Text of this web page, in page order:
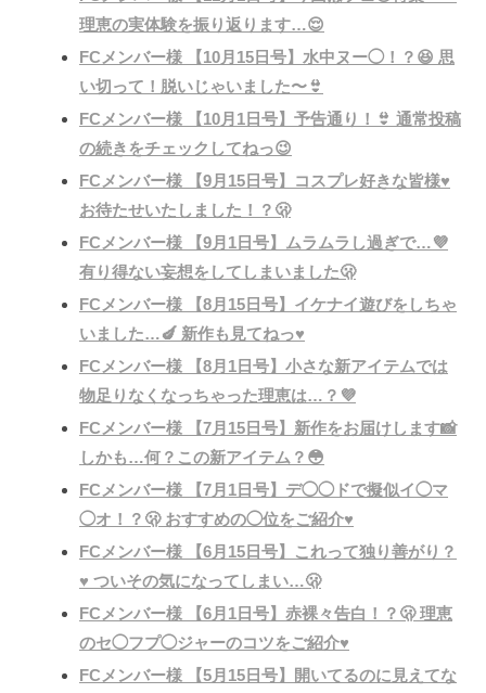
理恵の実体験を振り返ります…😌
FCメンバー様 【10月15日号】水中ヌー◯！？😆 思
い切って！脱いじゃいました〜👙
FCメンバー様 【10月1日号】予告通り！👙 通常投稿
の続きをチェックしてねっ😉
FCメンバー様 【9月15日号】コスプレ好きな皆様♥️
お待たせいたしました！？🫢
FCメンバー様 【9月1日号】ムラムラし過ぎで…💜
有り得ない妄想をしてしまいました🫢
FCメンバー様 【8月15日号】イケナイ遊びをしちゃ
いました…🍆 新作も見てねっ♥️
FCメンバー様 【8月1日号】小さな新アイテムでは
物足りなくなっちゃった理恵は…？💜
FCメンバー様 【7月15日号】新作をお届けします📸
しかも…何？この新アイテム？😳
FCメンバー様 【7月1日号】デ◯◯ドで擬似イ◯マ
◯オ！？🫢 おすすめの◯位をご紹介♥️
FCメンバー様 【6月15日号】これって独り善がり？
♥️ ついその気になってしまい…🫢
FCメンバー様 【6月1日号】赤裸々告白！？🫢 理恵
のセ◯フプ◯ジャーのコツをご紹介♥️
FCメンバー様 【5月15日号】開いてるのに見えてな